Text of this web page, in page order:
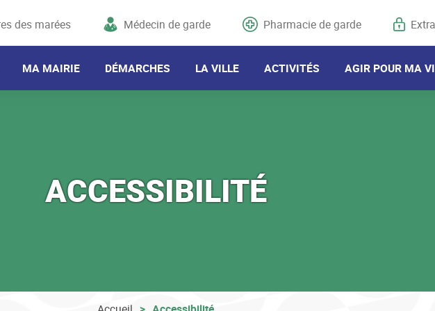
des marées Médecin de garde Pharmacie de garde
MA MAIRIE DÉMARCHES LA VILLE ACTIVITÉS AGIR POUR MA
ACCESSIBILITÉ